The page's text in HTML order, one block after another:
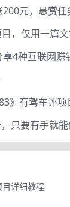
4种互联网赚
详细教程